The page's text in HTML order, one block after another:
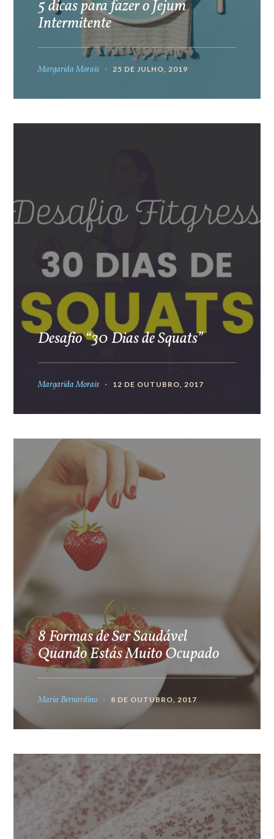
5 dicas para fazer o Jejum
Intermitente
Margarida Morais 25 DE JULHO, 2019
Desafio “30 Dias de Squats”
Margarida Morais 12 DE OUTUBRO, 2017
8 Formas de Ser Saudável
Quando Estás Muito Ocupado
Maria Bernardino 8 DE OUTUBRO, 2017